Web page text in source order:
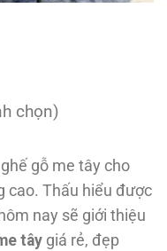
chọn)
gỗ me tây cho
cao. Thấu hiểu được
nay sẽ giới thiệu
tây giá rẻ, đẹp